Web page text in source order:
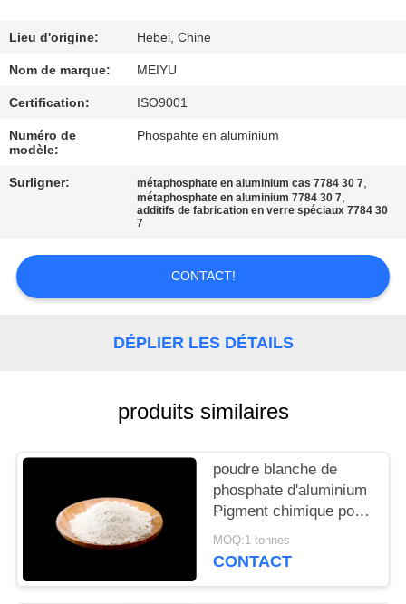
VISITE
DE
L'USINE
CONTRÔLE
DE
QUALITÉ
NOUS
CONTACTER
DEVIS
PLAN
SITE
Lieu d'origine: Hebei, Chine
Nom de marque: MEIYU
Certification: ISO9001
Numéro de
modèle:
Phospahte en aluminium
Surligner: métaphosphate en aluminium cas 7784 30 7,
métaphosphate en aluminium 7784 30 7,
additifs de fabrication en verre spéciaux 7784 30
7
CONTACT!
DÉPLIER LES DÉTAILS
produits similaires
poudre blanche de
phosphate d'aluminium
Pigment chimique pour
la passivation et la
formation complexe de
MOQ:1 tonnes
CONTACT